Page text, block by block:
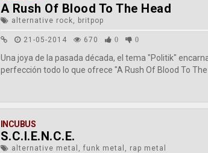
A Rush Of Blood To The Head
alternative rock, britpop
21-05-2014 670 0 0
Una joya de la pasada década, el tema "Politik"
perfección todo lo que ofrece "A Rush Of Blood To The
INCUBUS
S.C.I.E.N.C.E.
alternative metal, funk metal, rap metal